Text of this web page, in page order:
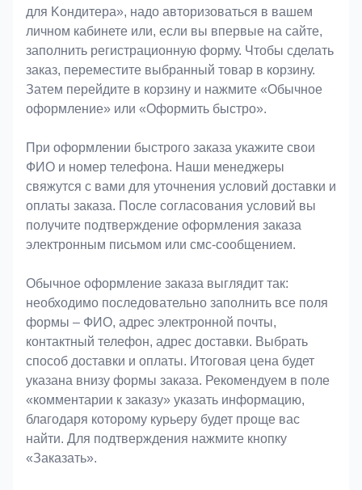
для Koндитeрa», надо авторизоваться в вашем
личном кабинете или, если вы впервые на сайте,
заполнить регистрационную форму. Чтобы сделать
заказ, переместите выбранный товар в корзину.
Затем перейдите в корзину и нажмите «Обычное
оформление» или «Оформить быстро».
При оформлении быстрого заказа укажите свои
ФИО и номер телефона. Наши менеджеры
свяжутся с вами для уточнения условий доставки и
оплаты заказа. После согласования условий вы
получите подтверждение оформления заказа
электронным письмом или смс-сообщением.
Обычное оформление заказа выглядит так:
необходимо последовательно заполнить все поля
формы – ФИО, адрес электронной почты,
контактный телефон, адрес доставки. Выбрать
способ доставки и оплаты. Итоговая цена будет
указана внизу формы заказа. Рекомендуем в поле
«комментарии к заказу» указать информацию,
благодаря которому курьеру будет проще вас
найти. Для подтверждения нажмите кнопку
«Заказать».